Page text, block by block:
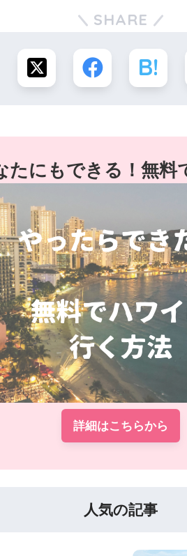
SHARE
たにもできる！無料
詳細はこちらから
人気の記事